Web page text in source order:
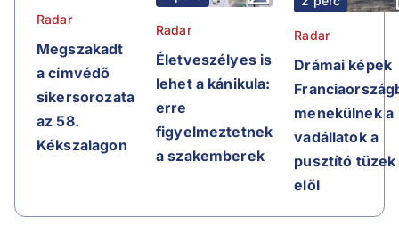
Radar
Megszakadt
a címvédő
sikersorozata
az 58.
Kékszalagon
Radar
Életveszélyes is
lehet a kánikula:
erre
figyelmeztetnek
a szakemberek
Radar
Drámai képek
menekülnek a
vadállatok a
pusztító tüzek
elől